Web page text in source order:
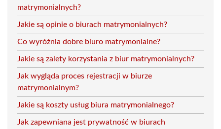
matrymonialnych?
Jakie są opinie o biurach matrymonialnych?
Co wyróżnia dobre biuro matrymonialne?
Jakie są zalety korzystania z biur matrymonialnych?
Jak wygląda proces rejestracji w biurze
matrymonialnym?
Jakie są koszty usług biura matrymonialnego?
Jak zapewniana jest prywatność w biurach